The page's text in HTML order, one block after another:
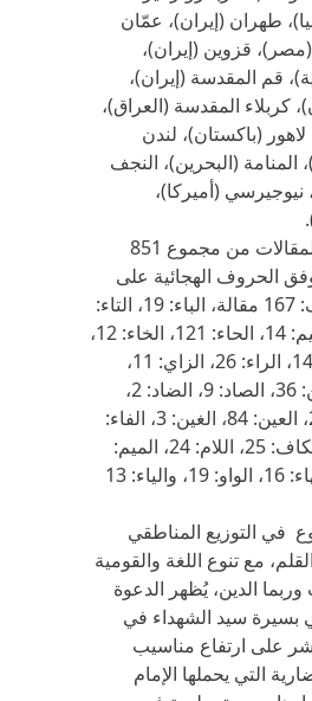
طهران (إيران)، عمّان
(مصر)، قزوين (إيران)،
قم المقدسة (إيران)،
كربلاء المقدسة (العراق)،
(باكستان)، لندن
المنامة (البحرين)، النجف
(أميركا)،
وجاء عدد أرقام المقالات من مجموع 851
الحروف الهجائية على
النحو التالي: الألف: 167 مقالة، الباء: 19، التاء:
36، الثاء: 33، الجيم: 14، الحاء: 121، الخاء: 12،
الدال: 28، الذال: 14، الراء: 26، الزاي: 11،
السين: 31، الشين: 36، الصاد: 9، الضاد: 2،
الطاء: 4، الظاء: 2، العين: 84، الغين: 3، الفاء:
28، القاف: 32، الكاف: 25، اللام: 24، الميم:
25، النون: 18، الهاء: 16، الواو: 19، والياء: 13
في التوزيع المناطقي
مع تنوع اللغة والقومية
الدين، يُظهر الدعوة
بسيرة سيد الشهداء في
على ارتفاع مناسيب
التي يحملها الإمام